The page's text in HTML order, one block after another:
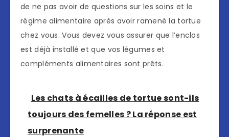
de ne pas avoir de questions sur les soins et le
régime alimentaire après avoir ramené la tortue
chez vous. Vous devez vous assurer que l’enclos
est déjà installé et que vos légumes et
compléments alimentaires sont prêts.
Les chats à écailles de tortue sont-ils
toujours des femelles ? La réponse est
surprenante